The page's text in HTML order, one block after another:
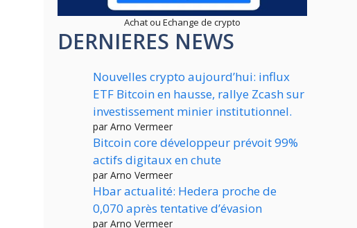
Achat ou Echange de crypto
DERNIERES NEWS
Nouvelles crypto aujourd’hui: influx
ETF Bitcoin en hausse, rallye Zcash sur
investissement minier institutionnel.
par Arno Vermeer
Bitcoin core développeur prévoit 99%
actifs digitaux en chute
par Arno Vermeer
Hbar actualité: Hedera proche de
0,070 après tentative d’évasion
par Arno Vermeer